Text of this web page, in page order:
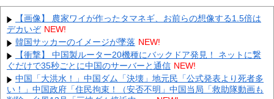
【悲報】女芸人の漫才、レベルが低すぎる...その理由がこれwww
他
NEW!
【悲報】グレタさん、デモ中に捕まる→ご満悦すぎて草wwwww
他
NEW!
【VTuber】NHK「ぶいあーる！」真夏のホラーSPに月ノ美兎・
ましろ爻・市松寿ゞ謡が出演！“VTuber×ホラー”を...
【衝撃】ストライクさん以外にも姿が変わりすぎたキャラ続
出！？ 他 NEW!
【画像】 農家ワイが作ったタマネギ、お前らの想像する1.5倍は
デカいぞ NEW!
韓国サッカーのイメージが墜落 NEW!
【衝撃】 中国製ルーター20機種にバックドア発見！ ネットに繋
ぐだけで35秒ごとに中国のサーバーと通信 NEW!
中国「大洪水！」中国ダム「決壊」地元民「公式発表より死者多
い！」中国政府「住民拘束！（安否不明」中国当局「救助隊動画も